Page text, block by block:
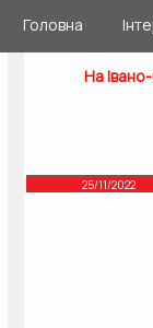
Головна
На
25/11/2022